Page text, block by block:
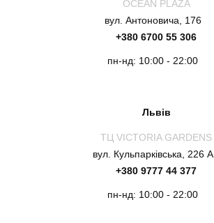
OCEAN PLAZA
вул. Антоновича, 176
+380 6700 55 306
пн-нд: 10:00 - 22:00
Львів
ТЦ VICTORIA GARDENS
вул. Кульпарківська, 226 А
+380 9777 44 377
пн-нд: 10:00 - 22:00